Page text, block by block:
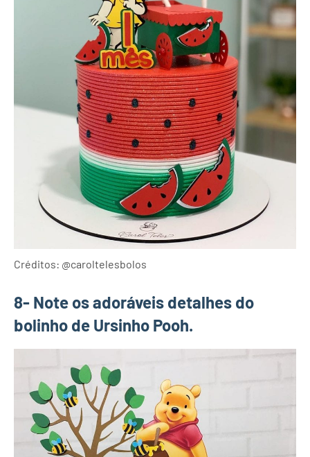
Créditos: @caroltelesbolos
8- Note os adoráveis detalhes do
bolinho de Ursinho Pooh.